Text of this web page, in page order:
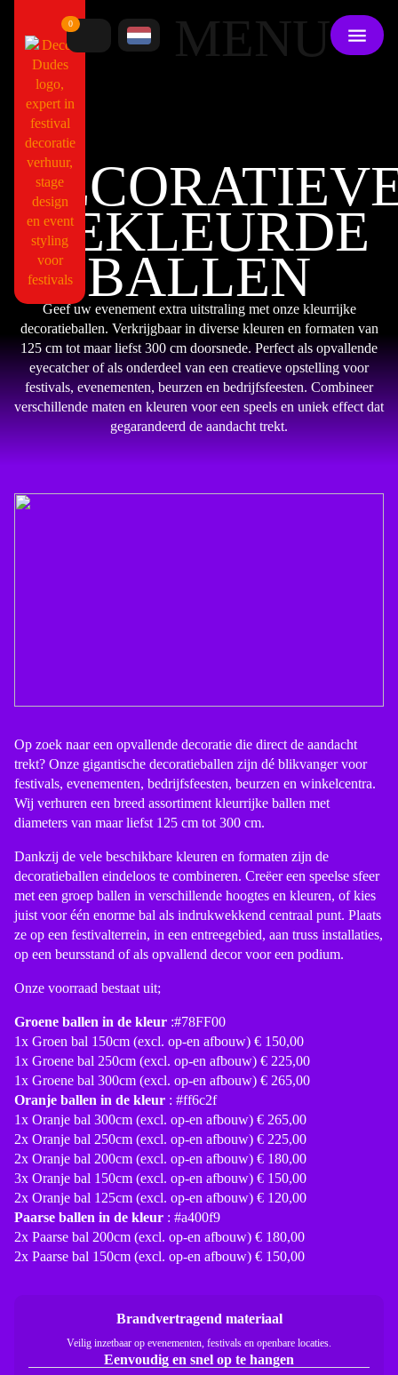
0 MENU
GEKLEURDE
BALLEN
Geef uw evenement extra uitstraling met onze kleurrijke
decoratieballen. Verkrijgbaar in diverse kleuren en formaten van
125 cm tot maar liefst 300 cm doorsnede. Perfect als opvallende
eyecatcher of als onderdeel van een creatieve opstelling voor
festivals, evenementen, beurzen en bedrijfsfeesten. Combineer
verschillende maten en kleuren voor een speels en uniek effect dat
gegarandeerd de aandacht trekt.
Op zoek naar een opvallende decoratie die direct de aandacht
trekt? Onze gigantische decoratieballen zijn dé blikvanger voor
festivals, evenementen, bedrijfsfeesten, beurzen en winkelcentra.
Wij verhuren een breed assortiment kleurrijke ballen met
diameters van maar liefst 125 cm tot 300 cm.
Dankzij de vele beschikbare kleuren en formaten zijn de
decoratieballen eindeloos te combineren. Creëer een speelse sfeer
met een groep ballen in verschillende hoogtes en kleuren, of kies
juist voor één enorme bal als indrukwekkend centraal punt. Plaats
ze op een festivalterrein, in een entreegebied, aan truss installaties,
op een beursstand of als opvallend decor voor een podium.
Onze voorraad bestaat uit;
Groene ballen in de kleur :#78FF00
1x Groen bal 150cm (excl. op-en afbouw) € 150,00
1x Groene bal 250cm (excl. op-en afbouw) € 225,00
1x Groene bal 300cm (excl. op-en afbouw) € 265,00
Oranje ballen in de kleur : #ff6c2f
1x Oranje bal 300cm (excl. op-en afbouw) € 265,00
2x Oranje bal 250cm (excl. op-en afbouw) € 225,00
2x Oranje bal 200cm (excl. op-en afbouw) € 180,00
3x Oranje bal 150cm (excl. op-en afbouw) € 150,00
2x Oranje bal 125cm (excl. op-en afbouw) € 120,00
Paarse ballen in de kleur : #a400f9
2x Paarse bal 200cm (excl. op-en afbouw) € 180,00
2x Paarse bal 150cm (excl. op-en afbouw) € 150,00
Brandvertragend materiaal
Veilig inzetbaar op evenementen, festivals en openbare locaties.
Eenvoudig en snel op te hangen